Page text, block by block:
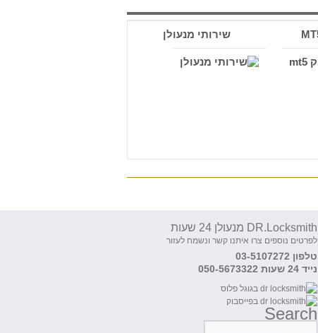
שירותי מנעולן
DR.Locksmith מנעולן 24 שעות
לפרטים נוספים צרו איתנו קשר ונשמח לעזור
טלפון 03-5107272
נייד 24 שעות 050-5673322
Search